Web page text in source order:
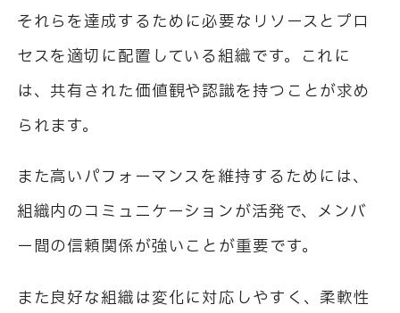
それらを達成するために必要なリソースとプロ
セスを適切に配置している組織です。これに
は、共有された価値観や認識を持つことが求め
られます。
また高いパフォーマンスを維持するためには、
組織内のコミュニケーションが活発で、メンバ
ー間の信頼関係が強いことが重要です。
また良好な組織は変化に対応しやすく、柔軟性